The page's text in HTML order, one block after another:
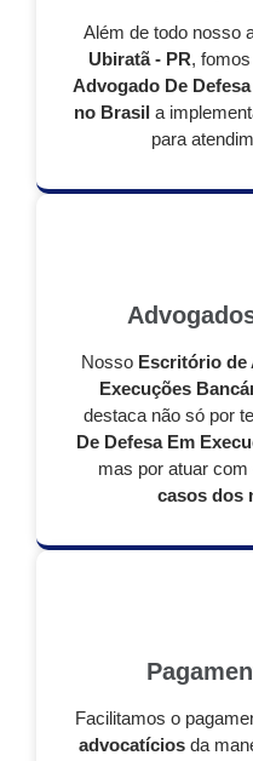
Além de todo nosso
Ubiratã - PR,
Advogado De
no Brasil a
para
Nosso Escritório de
Execuções
destaca não só por
De Defesa Em
mas por atuar com
casos dos
Facilitamos o
advocatíciosda